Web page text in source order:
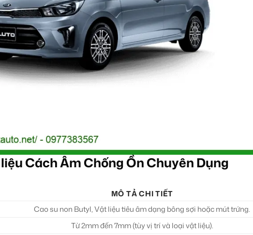
Cách Âm Chống Ồn Chuyên Dụng
MÔ TẢ CHI TIẾT
Cao su non Butyl, Vật liệu tiêu âm dạng bông sợi hoặc mút trứng.
Từ 2mm đến 7mm (tùy vị trí và loại vật liệu).